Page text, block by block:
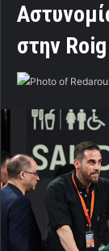
στην